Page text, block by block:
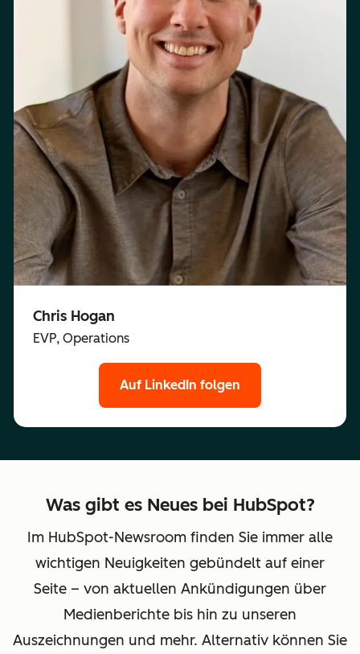
Chris Hogan
EVP, Operations
Auf LinkedIn folgen
Was gibt es Neues bei HubSpot?
Im HubSpot-Newsroom finden Sie immer alle
wichtigen Neuigkeiten gebündelt auf einer
Seite – von aktuellen Ankündigungen über
Medienberichte bis hin zu unseren
Auszeichnungen und mehr. Alternativ können Sie